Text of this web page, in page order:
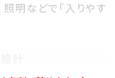
照明などで「入りやす